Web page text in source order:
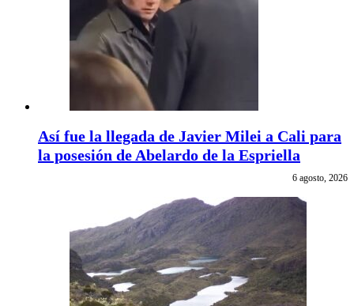
Así fue la llegada de Javier Milei a Cali para
la posesión de Abelardo de la Espriella
6 agosto, 2026